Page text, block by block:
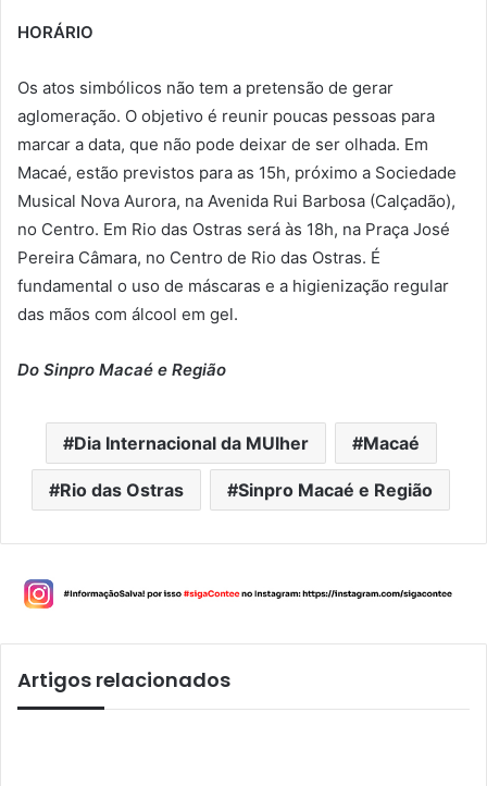
HORÁRIO
Os atos simbólicos não tem a pretensão de gerar
aglomeração. O objetivo é reunir poucas pessoas para
marcar a data, que não pode deixar de ser olhada. Em
Macaé, estão previstos para as 15h, próximo a Sociedade
Musical Nova Aurora, na Avenida Rui Barbosa (Calçadão),
no Centro. Em Rio das Ostras será às 18h, na Praça José
Pereira Câmara, no Centro de Rio das Ostras. É
fundamental o uso de máscaras e a higienização regular
das mãos com álcool em gel.
Do Sinpro Macaé e Região
Dia Internacional da MUlher Macaé
Rio das Ostras Sinpro Macaé e Região
Artigos relacionados